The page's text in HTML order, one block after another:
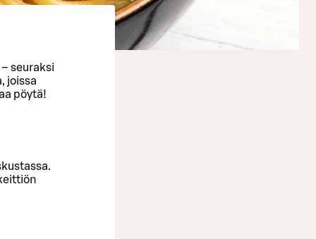
seuraksi
joissa
pöytä!